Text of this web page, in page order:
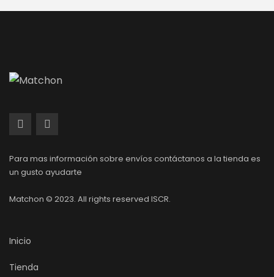
Para mas información sobre envíos contáctanos a la tienda es
un gusto ayudarte
Matchon © 2023. All rights reserved ISCR.
Inicio
Tienda